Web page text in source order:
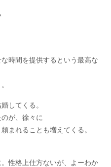
時間を提供するという最高な
してくる。
が、徐々に
まれることも増えてくる。
性格上仕方ないが、よーわか